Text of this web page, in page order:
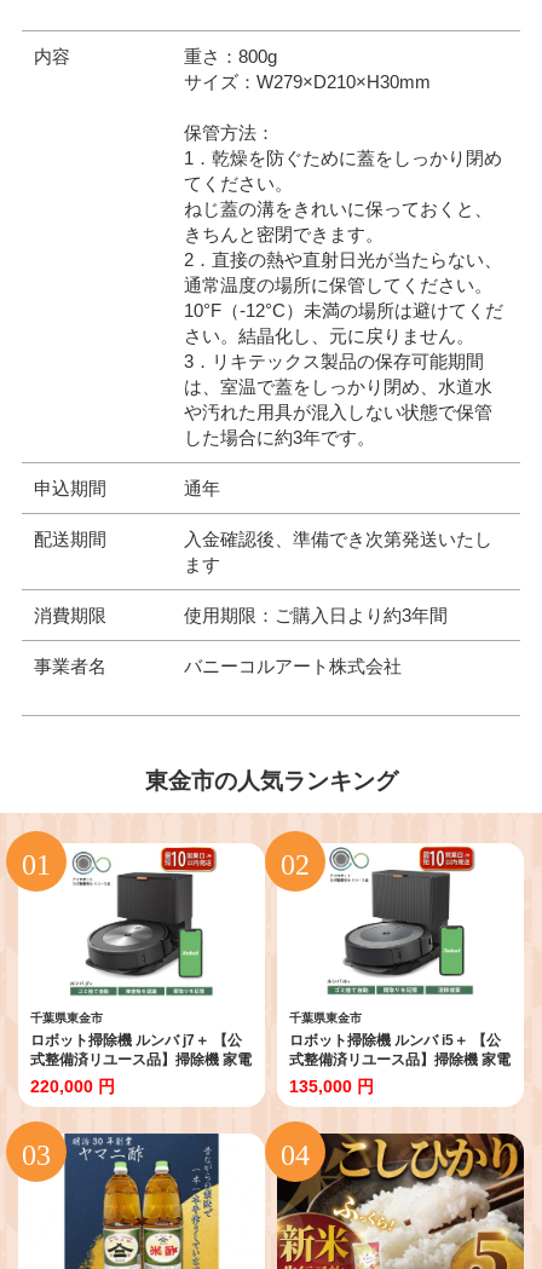
内容
重さ：800g
サイズ：W279×D210×H30mm
保管方法：
1．乾燥を防ぐために蓋をしっかり閉め
てください。
ねじ蓋の溝をきれいに保っておくと、
きちんと密閉できます。
2．直接の熱や直射日光が当たらない、
通常温度の場所に保管してください。
10°F（-12°C）未満の場所は避けてくだ
さい。結晶化し、元に戻りません。
3．リキテックス製品の保存可能期間
は、室温で蓋をしっかり閉め、水道水
や汚れた用具が混入しない状態で保管
した場合に約3年です。
申込期間 通年
配送期間
入金確認後、準備でき次第発送いたし
ます
消費期限 使用期限：ご購入日より約3年間
事業者名 バニーコルアート株式会社
東金市の人気ランキング
千葉県東金市
ロボット掃除機 ルンバ j7＋ 【公
式整備済リユース品】掃除機 家電
電化製品 クリーナー そうじき 家
電製品 時短 時短家電 便利 おすす
め 全自動 自動 リユース ロボット
かでん 大掃除 清掃 千葉 東金 アイ
ロボット j755860
220,000 円
千葉県東金市
ロボット掃除機 ルンバ i5＋ 【公
式整備済リユース品】掃除機 家電
電化製品 クリーナー そうじき 家
電製品 時短 時短家電 便利 おすす
め 全自動 自動 リユース ロボット
かでん 大掃除 清掃 千葉 東金 アイ
ロボット i555860
135,000 円